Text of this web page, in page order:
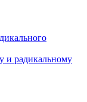
и радикальному